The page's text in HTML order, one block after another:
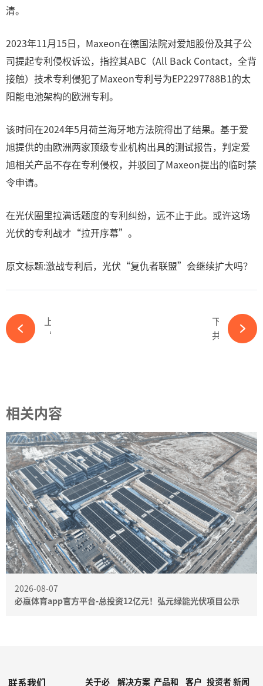
清。
2023年11月15日，Maxeon在德国法院对爱旭股份及其子公
司提起专利侵权诉讼，指控其ABC（All Back Contact，全背
接触）技术专利侵犯了Maxeon专利号为EP2297788B1的太
阳能电池架构的欧洲专利。
该时间在2024年5月荷兰海牙地方法院得出了结果。基于爱
旭提供的由欧洲两家顶级专业机构出具的测试报告，判定爱
旭相关产品不存在专利侵权，并驳回了Maxeon提出的临时禁
令申请。
在光伏圈里拉满话题度的专利纠纷，远不止于此。或许这场
光伏的专利战才“拉开序幕”。
原文标题:激战专利后，光伏“复仇者联盟”会继续扩大吗？
下一篇
共创诗性影像 | 正泰新能×中国美术学院电影学院联合课程正式启动-必赢体育app官方平台
相关内容
2026-08-07
必赢体育app官方平台-总投资12亿元！弘元绿能光伏项目公示
联系我们 关于必 解决方案 产品和 客户 投资者新闻